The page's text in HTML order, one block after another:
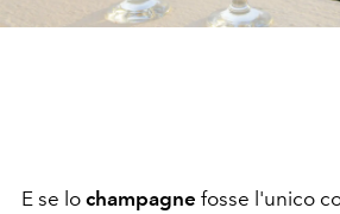
E se lo champagne fosse l'unico